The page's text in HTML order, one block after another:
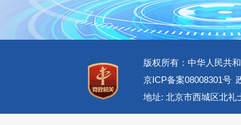
版权所有：中华人民共
京ICP备案08008301号
地址: 北京市西城区北礼